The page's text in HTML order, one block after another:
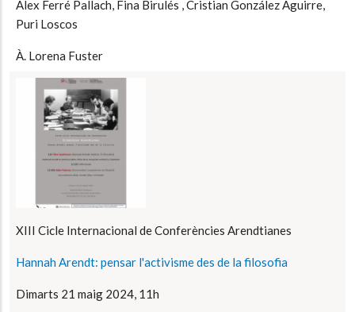
Àlex Ferré Pallach, Fina Birulés , Cristian González Aguirre,
Puri Loscos
À. Lorena Fuster
XIII Cicle Internacional de Conferències Arendtianes
Hannah Arendt: pensar l'activisme des de la filosofia
Dimarts 21 maig 2024, 11h